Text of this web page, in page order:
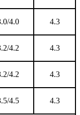
4.0 4.3
4.2 4.3
4.2 4.3
4.5 4.3